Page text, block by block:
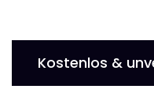
Kostenlos &